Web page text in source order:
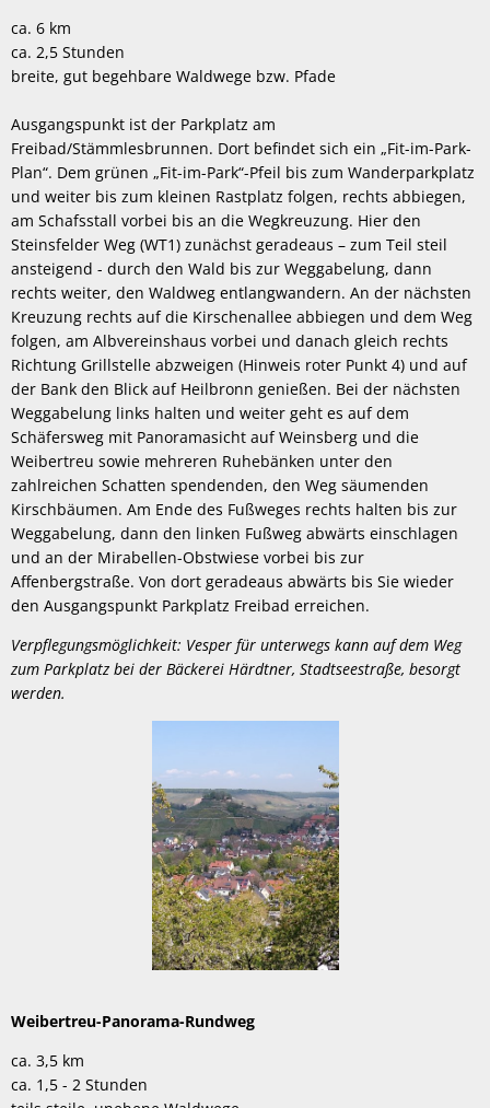
ca. 6 km
ca. 2,5 Stunden
breite, gut begehbare Waldwege bzw. Pfade
Ausgangspunkt ist der Parkplatz am
Freibad/Stämmlesbrunnen. Dort befindet sich ein „Fit-im-Park-
Plan“. Dem grünen „Fit-im-Park“-Pfeil bis zum Wanderparkplatz
und weiter bis zum kleinen Rastplatz folgen, rechts abbiegen,
am Schafsstall vorbei bis an die Wegkreuzung. Hier den
Steinsfelder Weg (WT1) zunächst geradeaus – zum Teil steil
ansteigend - durch den Wald bis zur Weggabelung, dann
rechts weiter, den Waldweg entlangwandern. An der nächsten
Kreuzung rechts auf die Kirschenallee abbiegen und dem Weg
folgen, am Albvereinshaus vorbei und danach gleich rechts
Richtung Grillstelle abzweigen (Hinweis roter Punkt 4) und auf
der Bank den Blick auf Heilbronn genießen. Bei der nächsten
Weggabelung links halten und weiter geht es auf dem
Schäfersweg mit Panoramasicht auf Weinsberg und die
Weibertreu sowie mehreren Ruhebänken unter den
zahlreichen Schatten spendenden, den Weg säumenden
Kirschbäumen. Am Ende des Fußweges rechts halten bis zur
Weggabelung, dann den linken Fußweg abwärts einschlagen
und an der Mirabellen-Obstwiese vorbei bis zur
Affenbergstraße. Von dort geradeaus abwärts bis Sie wieder
den Ausgangspunkt Parkplatz Freibad erreichen.
Verpflegungsmöglichkeit: Vesper für unterwegs kann auf dem Weg
zum Parkplatz bei der Bäckerei Härdtner, Stadtseestraße, besorgt
werden.
Weibertreu-Panorama-Rundweg
ca. 3,5 km
ca. 1,5 - 2 Stunden